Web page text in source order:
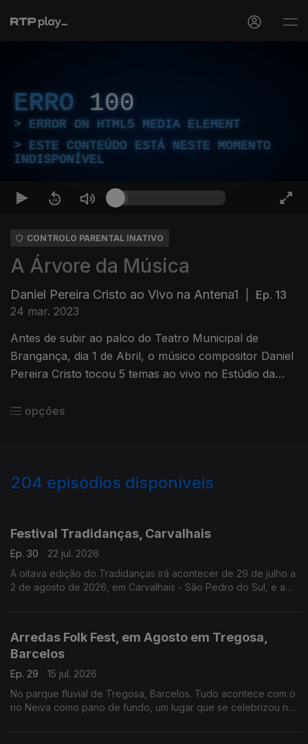
ERRO 100
ERROR ON HTML5 MEDIA ELEMENT
ESTE CONTEÚDO ESTÁ NESTE MOMENTO
INDISPONÍVEL
CONTROLO PARENTAL INATIVO
A Árvore da Música
Daniel Pereira Cristo ao Vivo na Antena1
Ep. 13
24 mar. 2023
Antes de subir ao palco do Teatro Municipal de
Brangança, dia 1 de Abril, o músico compositor Daniel
Pereira Cristo tocou 5 temas ao vivo no Estúdio da
opções
204 episódios disponíveis
Festival Tradidanças, Carvalhais
Ep. 30
22 jul. 2026
A oitava edição do Tradidanças irá acontecer de 29 de julho a
2 de agosto de 2026, em Carvalhais - São Pedro do Sul, e a
Arredas Folk Fest, em Agosto em Tregosa,
Barcelos
Ep. 29
15 jul. 2026
No parque fluvial de Tregosa, Barcelos. Tudo acontece com o
rio Neiva como pano de fundo, um lugar que se celebrizou no